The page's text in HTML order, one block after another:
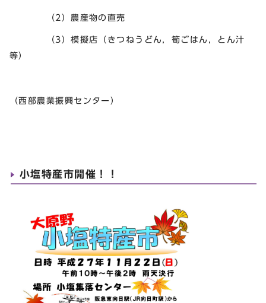
（2）農産物の直売
（3）模擬店（きつねうどん，筍ごはん，とん汁
等）
（西部農業振興センター）
小塩特産市開催！！